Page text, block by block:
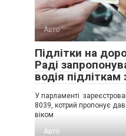
Авто
Підлітки на
Раді
водія підліткам
У парламенті
8039, котрий пропонує
віком
Авто